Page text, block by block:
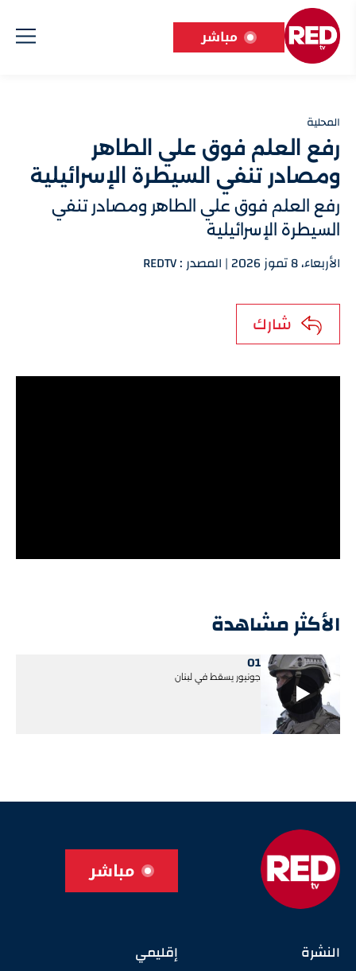
مباشر
المحلية
رفع العلم فوق علي الطاهر
ومصادر تنفي السيطرة الإسرائيلية
رفع العلم فوق علي الطاهر ومصادر تنفي
السيطرة الإسرائيلية
الأربعاء، 8 تموز 2026 | المصدر : REDTV
شارك
الأكثر مشاهدة
01
جونيور يسقط في لبنان
مباشر
النشرة
إقليمي